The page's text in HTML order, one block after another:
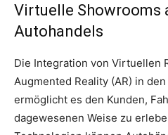
Virtuelle Showrooms
Autohandels
Die Integration von Virtuellen
Augmented Reality (AR) in
ermöglicht es den Kunden,
dagewesenen Weise zu